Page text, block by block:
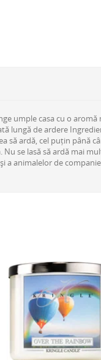
umple casa cu o
lungă de ardere
să ardă, cel puțin până
se lasă să ardă mai
a animalelor de